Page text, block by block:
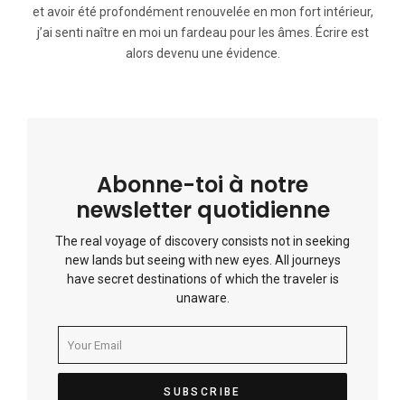
et avoir été profondément renouvelée en mon fort intérieur,
j’ai senti naître en moi un fardeau pour les âmes. Écrire est
alors devenu une évidence.
Abonne-toi à notre
newsletter quotidienne
The real voyage of discovery consists not in seeking
new lands but seeing with new eyes. All journeys
have secret destinations of which the traveler is
unaware.